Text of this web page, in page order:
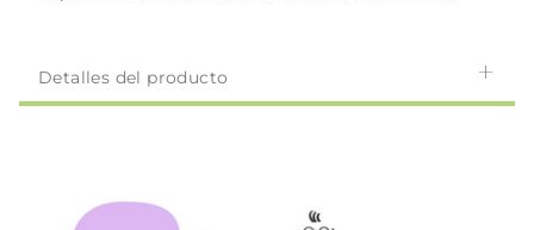
Detalles del producto